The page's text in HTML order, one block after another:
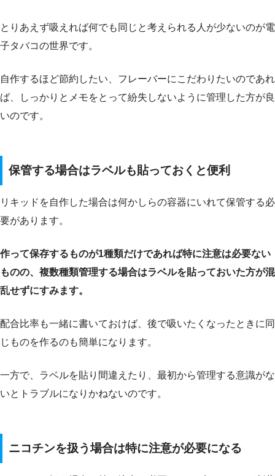
とりあえず吸えれば何でも同じと考えられる人が少ないのが電
子タバコの世界です。
自作するほど節約したい、フレーバーにこだわりたいのであれ
ば、しっかりとメモをとって紛失しないように管理した方が良
いのです。
保管する場合はラベルも貼っておくと便利
リキッドを自作した場合は何かしらの容器にいれて保管する必
要があります。
作って保存するものが1種類だけであれば特に注意は必要ない
ものの、複数種類管理する場合はラベルを貼っておいた方が混
乱せずにすみます。
配合比率も一緒に書いておけば、後で吸いたくなったときに同
じものを作るのも簡単になります。
一方で、ラベルを貼り間違えたり、最初から管理する意識がな
いとトラブルになりかねないのです。
ニコチンを扱う場合は特に注意が必要になる